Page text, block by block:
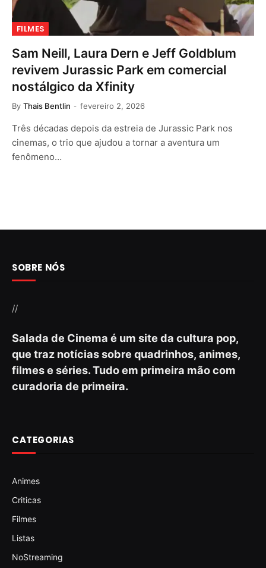
FILMES
Sam Neill, Laura Dern e Jeff Goldblum
revivem Jurassic Park em comercial
nostálgico da Xfinity
By Thais Bentlin fevereiro 2, 2026
Três décadas depois da estreia de Jurassic Park nos
cinemas, o trio que ajudou a tornar a aventura um
fenômeno…
SOBRE NÓS
//
Salada de Cinema é um site da cultura pop,
que traz notícias sobre quadrinhos, animes,
filmes e séries. Tudo em primeira mão com
curadoria de primeira.
CATEGORIAS
Animes
Criticas
Filmes
Listas
NoStreaming